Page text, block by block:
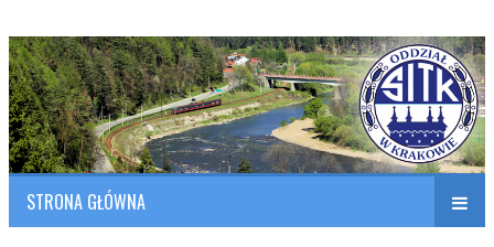
SITK RP Oddział w KRAKOWIE
Polish Association of Engineers & Technicians of Transportation
STRONA GŁÓWNA